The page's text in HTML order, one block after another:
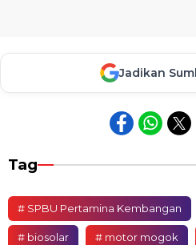
Jadikan
Tag
# SPBU Pertamina Kembangan
# biosolar # motor mogok